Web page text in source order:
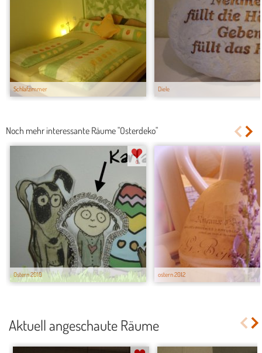
Schlafzimmer Diele
Noch mehr interessante Räume "Osterdeko"
Ostern 2010
0
ostern 2012
Aktuell angeschaute Räume